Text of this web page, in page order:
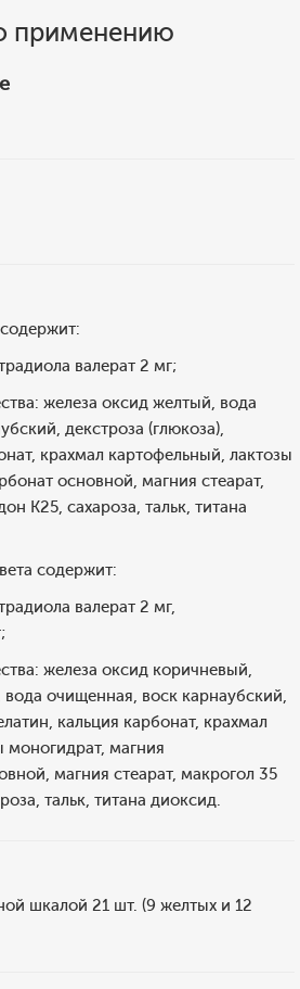
применению
валерат 2 мг;
железа оксид желтый, вода
декстроза (глюкоза),
крахмал картофельный, лактозы
основной, магния стеарат,
K25, сахароза, тальк, титана
содержит:
валерат 2 мг,
железа оксид коричневый,
очищенная, воск карнаубский,
кальция карбонат, крахмал
моногидрат, магния
магния стеарат, макрогол 35
тальк, титана диоксид.
шкалой 21 шт. (9 желтых и 12